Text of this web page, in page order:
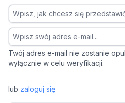
Twój adres e-mail nie zostanie
wyłącznie w celu weryfikacji.
lub zaloguj się